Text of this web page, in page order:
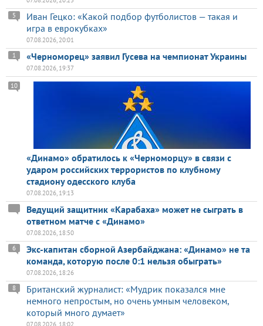
Иван Гецко: «Какой подбор футболистов — такая и
игра в еврокубках»
5
07.08.2026, 20:01
«Черноморец» заявил Гусева на чемпионат Украины
1
07.08.2026, 19:37
«Динамо» обратилось к «Черноморцу» в связи с
ударом российских террористов по клубному
стадиону одесского клуба
10
07.08.2026, 19:13
Ведущий защитник «Карабаха» может не сыграть в
ответном матче с «Динамо»
07.08.2026, 18:50
Экс-капитан сборной Азербайджана: «Динамо» не та
команда, которую после 0:1 нельзя обыграть»
6
07.08.2026, 18:26
Британский журналист: «Мудрик показался мне
немного непростым, но очень умным человеком,
который много думает»
8
07.08.2026, 18:02